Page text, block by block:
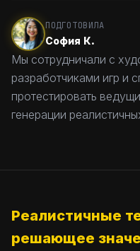
ПОДГОТОВИЛА
София К.
Мы сотрудничали с
разработчиками игр и
протестировать
генерации
Реалистичные
решающее